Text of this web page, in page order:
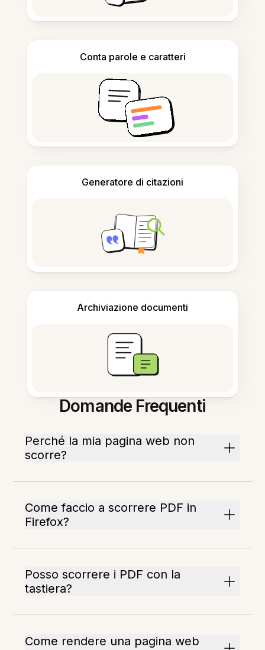
Conta parole e caratteri
Generatore di citazioni
Archiviazione documenti
Domande Frequenti
Perché la mia pagina web non
scorre?
Come faccio a scorrere PDF in
Firefox?
Posso scorrere i PDF con la
tastiera?
Come rendere una pagina web